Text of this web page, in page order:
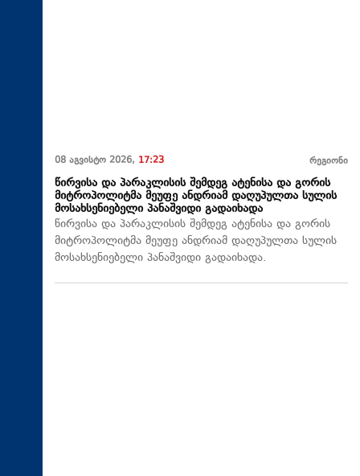
08 აგვისტო 2026, 17:23 რეგიონი
წირვისა და პარაკლისის შემდეგ ატენისა და გორის
მიტროპოლიტმა მეუფე ანდრიამ დაღუპულთა სულის
მოსახსენიებელი პანაშვიდი გადაიხადა
წირვისა და პარაკლისის შემდეგ ატენისა და გორის
მიტროპოლიტმა მეუფე ანდრიამ დაღუპულთა სულის
მოსახსენიებელი პანაშვიდი გადაიხადა.